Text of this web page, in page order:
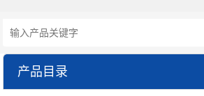
行业应用
产品目录